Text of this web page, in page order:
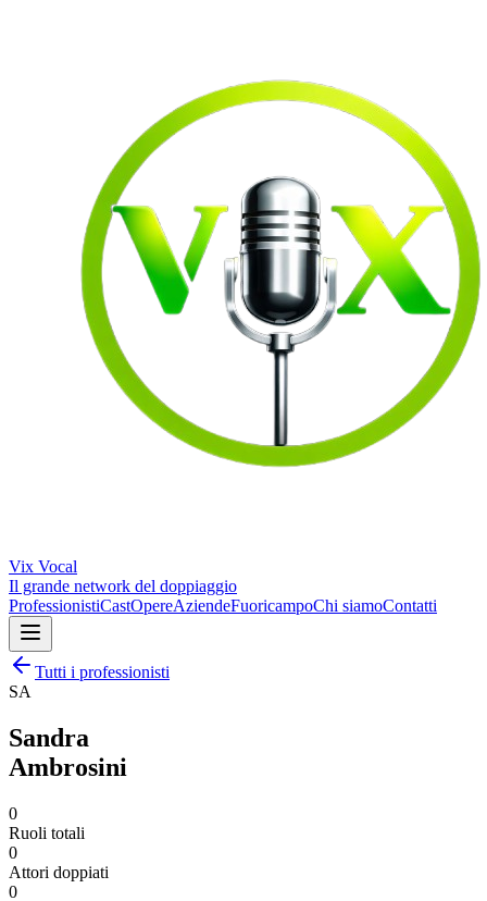
Vix Vocal
Il grande network del doppiaggio
ProfessionistiCastOpereAziendeFuoricampoChi siamoContatti
Tutti i professionisti
SA
Sandra
Ambrosini
0
Ruoli totali
0
Attori doppiati
0